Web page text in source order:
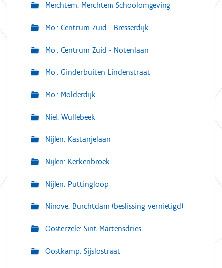
Merchtem: Merchtem Schoolomgeving
Mol: Centrum Zuid - Bresserdijk
Mol: Centrum Zuid - Notenlaan
Mol: Ginderbuiten Lindenstraat
Mol: Molderdijk
Niel: Wullebeek
Nijlen: Kastanjelaan
Nijlen: Kerkenbroek
Nijlen: Puttingloop
Ninove: Burchtdam (beslissing vernietigd)
Oosterzele: Sint-Martensdries
Oostkamp: Sijslostraat